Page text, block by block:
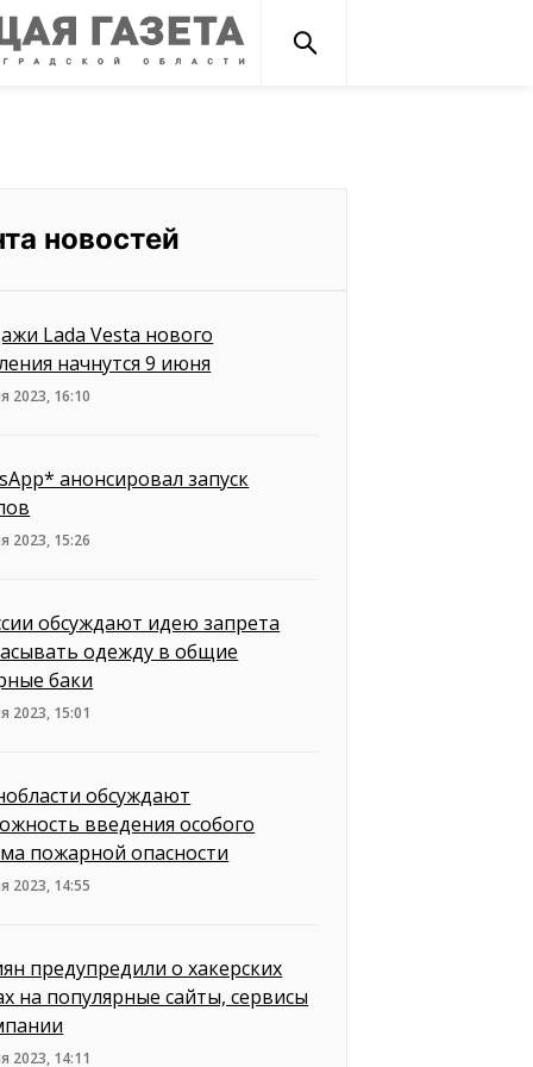
новостей
Lada Vesta нового
начнутся 9 июня
2023, 16:10
анонсировал запуск
2023, 15:26
обсуждают идею запрета
одежду в общие
баки
2023, 15:01
обсуждают
введения особого
пожарной опасности
2023, 14:55
предупредили о хакерских
на популярные сайты, сервисы
2023, 14:11